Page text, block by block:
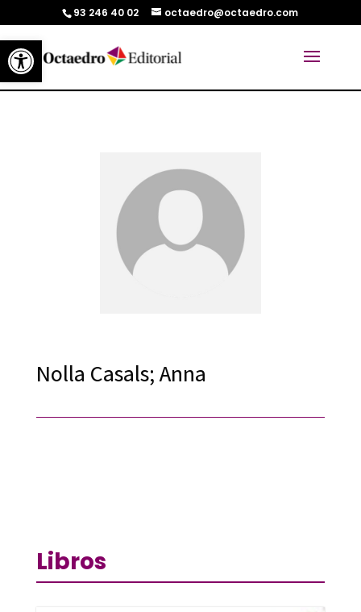
Abrir barra de herramientas
93 246 40 02 octaedro@octaedro.com
Nolla Casals; Anna
Libros